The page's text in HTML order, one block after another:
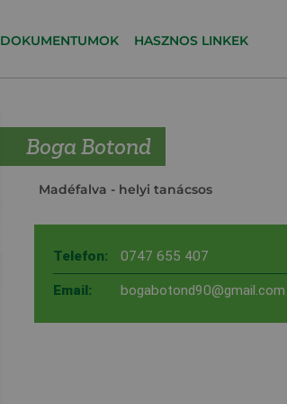
DOKUMENTUMOK HASZNOS LINKEK
Boga Botond
Madéfalva - helyi tanácsos
Telefon: 0747 655 407
Email: bogabotond90@gmail.com